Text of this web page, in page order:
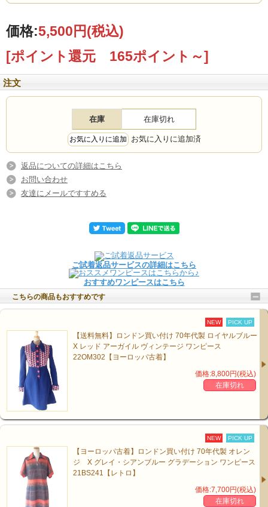
価格:5,500円(税込)
[ポイント還元 165ポイント～]
注文
在庫 在庫切れ
お気に入りに追加済
返品についての詳細はこちら
お問い合わせ
友達にメールですすめる
ご試着返品サービスの詳細はこちら
おすすめワンピースはこちら
こちらの商品もおすすめです
NEW PICK UP
【送料無料】ロンドン買い付け 70年代製 ロイヤルブルー
X レッド アーガイル ヴィンテージ ワンピース
22OM302【ヨーロッパ古着】
価格:8,800円(税込)
在庫切れ
NEW PICK UP
【ヨーロッパ古着】ロンドン買い付け 70年代製 オレン
ジ X グレイ・シアンブルー グラデーション ワンピース
21BS241【レトロ】
価格:7,700円(税込)
在庫切れ